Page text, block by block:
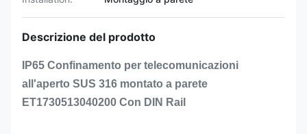
Descrizione del prodotto
IP65 Confinamento per telecomunicazioni
all'aperto SUS 316 montato a parete
ET1730513040200 Con DIN Rail